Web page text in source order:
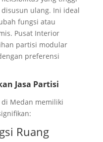
ulang. Ini ideal
fungsi atau
Pusat Interior
partisi modular
preferensi
Jasa Partisi
Medan memiliki
Ruang